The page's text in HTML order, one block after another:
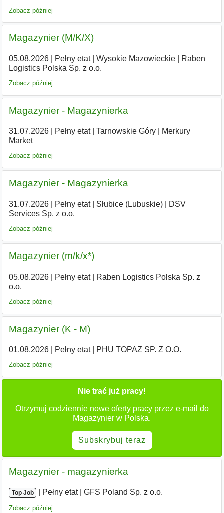
Zobacz później
Magazynier (M/K/X)
05.08.2026| Pełny etat| Wysokie Mazowieckie|
Raben
Logistics Polska Sp. z o.o.
Zobacz później
Magazynier - Magazynierka
31.07.2026| Pełny etat| Tarnowskie Góry|
Merkury
Market
Zobacz później
Magazynier - Magazynierka
31.07.2026| Pełny etat| Słubice (Lubuskie)|
DSV
Services Sp. z o.o.
Zobacz później
Magazynier (m/k/x*)
05.08.2026| Pełny etat|
Raben Logistics Polska Sp. z
o.o.
Zobacz później
Magazynier (K - M)
01.08.2026| Pełny etat| PHU TOPAZ SP. Z O.O.
Zobacz później
Nie trać już pracy!
Otrzymuj codziennie nowe oferty pracy przez e-mail do
Magazynier w Polska.
Subskrybuj teraz
Magazynier - magazynierka
Top Job Pełny etat| GFS Poland Sp. z o.o.
Zobacz później